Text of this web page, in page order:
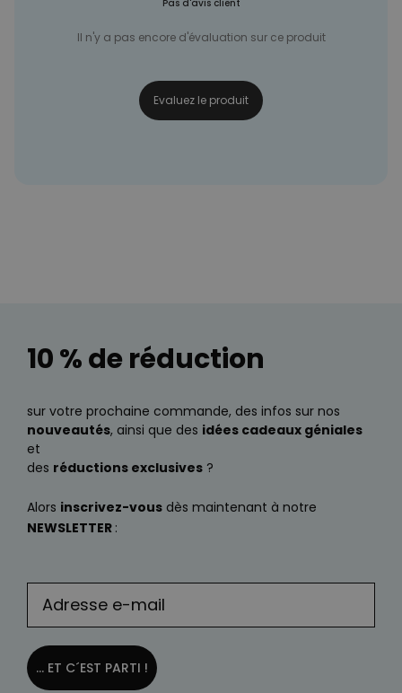
Pas d'avis client
Il n'y a pas encore d'évaluation sur ce produit
Evaluez le produit
10 % de réduction
sur votre prochaine commande, des infos sur nos
nouveautés, ainsi que des idées cadeaux géniales
et
des réductions exclusives ?
Alors inscrivez-vous dès maintenant à notre
NEWSLETTER :
... ET C´EST PARTI !